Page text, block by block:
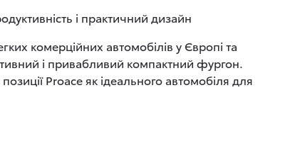
і практичний дизайн
комерційних автомобілів у Європі та
і привабливий компактний фургон.
Proace як ідеального автомобіля для